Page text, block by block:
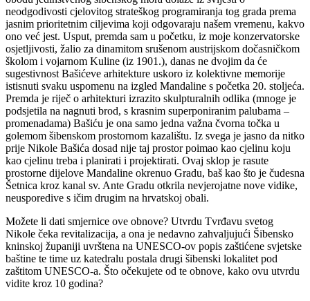
neodgodivosti cjelovitog strateškog programiranja tog grada prema
jasnim prioritetnim ciljevima koji odgovaraju našem vremenu, kakvo
ono već jest. Usput, premda sam u početku, iz moje konzervatorske
osjetljivosti, žalio za dinamitom srušenom austrijskom dočasničkom
školom i vojarnom Kuline (iz 1901.), danas ne dvojim da će
sugestivnost Bašićeve arhitekture uskoro iz kolektivne memorije
istisnuti svaku uspomenu na izgled Mandaline s početka 20. stoljeća.
Premda je riječ o arhitekturi izrazito skulpturalnih odlika (mnoge je
podsjetila na nagnuti brod, s krasnim superponiranim palubama –
promenadama) Bašiću je ona samo jedna važna čvorna točka u
golemom šibenskom prostornom kazalištu. Iz svega je jasno da nitko
prije Nikole Bašića dosad nije taj prostor poimao kao cjelinu koju
kao cjelinu treba i planirati i projektirati. Ovaj sklop je rasute
prostorne dijelove Mandaline okrenuo Gradu, baš kao što je čudesna
Šetnica kroz kanal sv. Ante Gradu otkrila nevjerojatne nove vidike,
neusporedive s ičim drugim na hrvatskoj obali.
Možete li dati smjernice ove obnove? Utvrdu Tvrđavu svetog
Nikole čeka revitalizacija, a ona je nedavno zahvaljujući Šibensko
kninskoj županiji uvrštena na UNESCO-ov popis zaštićene svjetske
baštine te time uz katedralu postala drugi šibenski lokalitet pod
zaštitom UNESCO-a. Što očekujete od te obnove, kako ovu utvrdu
vidite kroz 10 godina?